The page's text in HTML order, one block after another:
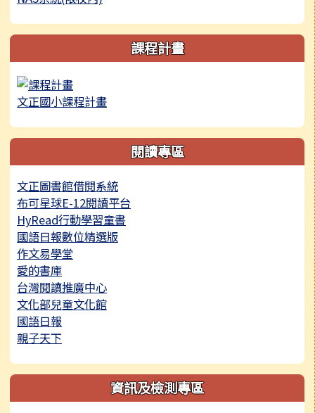
課程計畫
文正國小課程計畫
閱讀專區
文正圖書館借閱系統
布可星球E-12閱讀平台
HyRead行動學習童書
國語日報數位精選版
作文易學堂
愛的書庫
台灣閱讀推廣中心
文化部兒童文化館
國語日報
親子天下
資訊及檢測專區